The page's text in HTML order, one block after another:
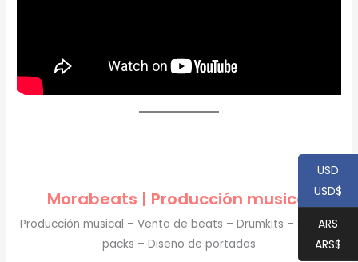
Morabeats | Producción musical
Producción musical – Venta de beats – Drumkits – Sample
packs – Diseño de portadas
USD
USD$
ARS
ARS$